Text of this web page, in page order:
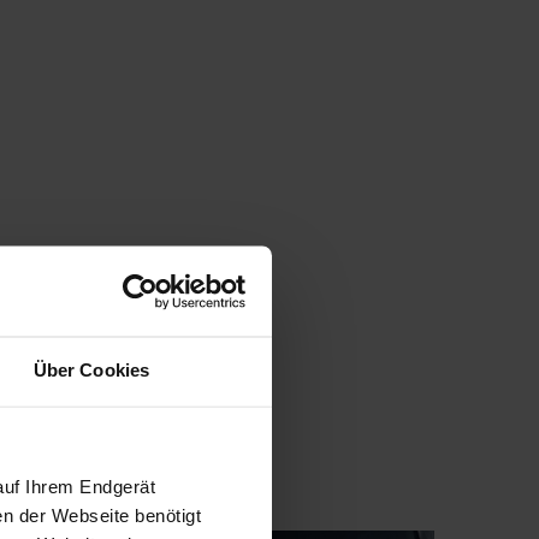
Über Cookies
Ihrem Endgerät
der Webseite benötigt